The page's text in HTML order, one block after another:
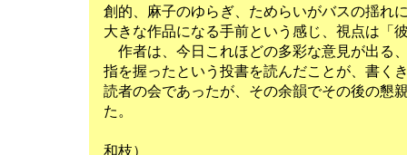
創的、麻子のゆらぎ、ためらいがバスの揺れ
大きな作品になる手前という感じ、視点は「
作者は、今日これほどの多彩な意見が出る
指を握ったという投書を読んだことが、書く
読者の会であったが、その余韻でその後の懇
和枝）